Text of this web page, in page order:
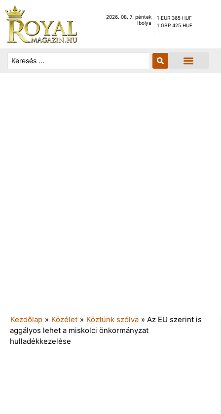
2026. 08. 7. péntek
Ibolya
1 EUR 365 HUF
1 GBP 425 HUF
Kezdőlap » Közélet » Köztünk szólva » Az EU szerint is
aggályos lehet a miskolci önkormányzat
hulladékkezelése